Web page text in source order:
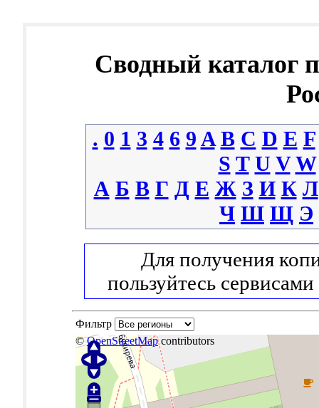
Сводный каталог
. 0 1 3 4 6 9 A B C D E F
S T U V W
А Б В Г Д Е Ж З И К Л
Ч Ш Щ Э
Для получения
пользуйтесь сервисами
Фильтр
©OpenStreetMapcontributors